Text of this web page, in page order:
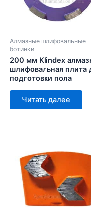
Алмазные шлифовальные
ботинки
200 мм Klindex
шлифовальная плита
подготовки пола
Читать далее